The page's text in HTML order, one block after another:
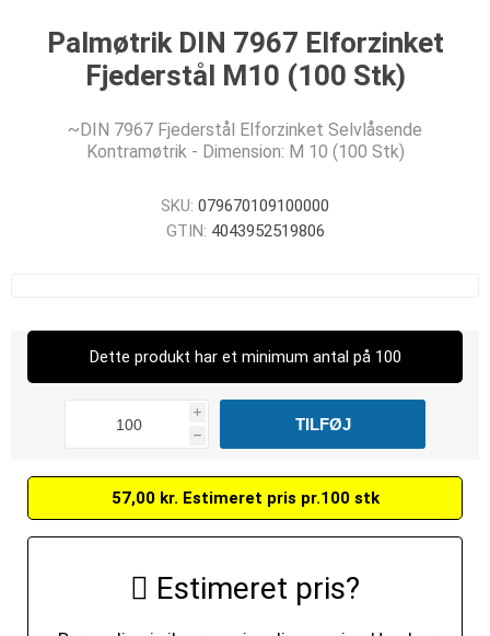
Palmøtrik DIN 7967 Elforzinket
Fjederstål M10 (100 Stk)
~DIN 7967 Fjederstål Elforzinket Selvlåsende
Kontramøtrik - Dimension: M 10 (100 Stk)
SKU: 079670109100000
GTIN: 4043952519806
Dette produkt har et minimum antal på 100
i
h
57,00 kr. Estimeret pris pr.100 stk
Estimeret pris?